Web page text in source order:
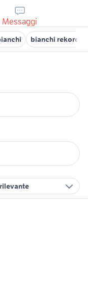
Messaggi
bianchi rekord